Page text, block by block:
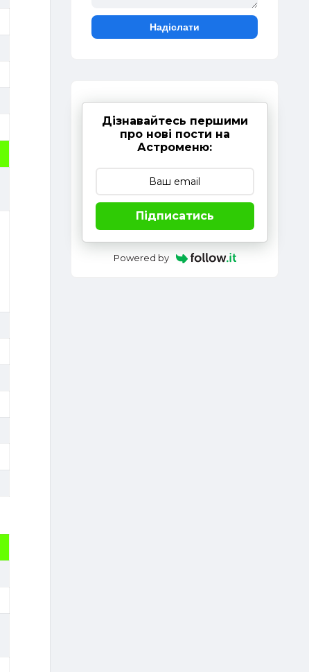
Дізнавайтесь першими
про нові пости на
Астроменю:
Підписатись
Powered by